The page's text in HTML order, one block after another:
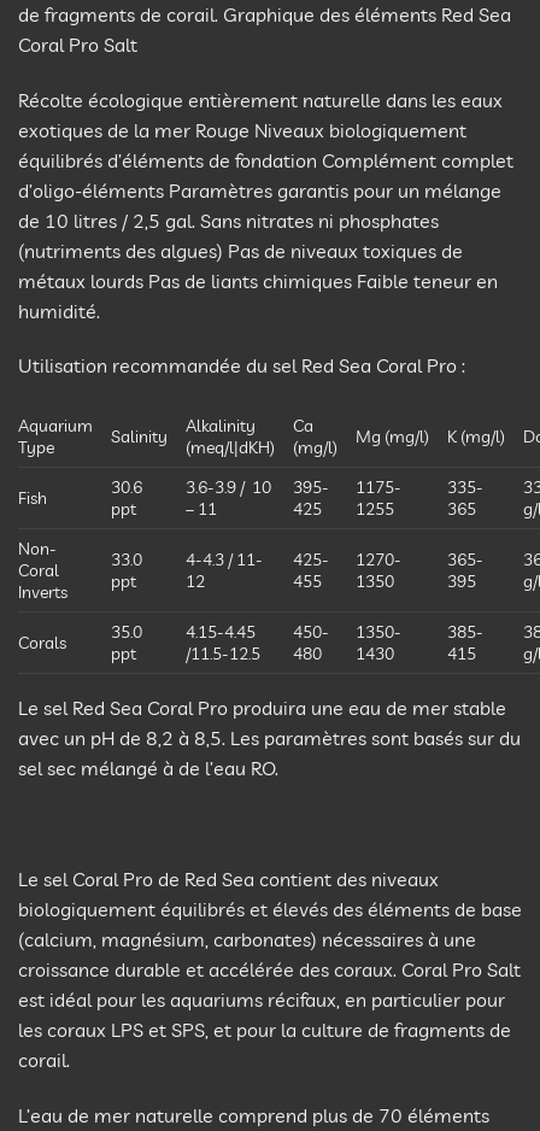
de fragments de corail. Graphique des éléments Red Sea
Coral Pro Salt
Récolte écologique entièrement naturelle dans les eaux
exotiques de la mer Rouge Niveaux biologiquement
équilibrés d’éléments de fondation Complément complet
d’oligo-éléments Paramètres garantis pour un mélange
de 10 litres / 2,5 gal. Sans nitrates ni phosphates
(nutriments des algues) Pas de niveaux toxiques de
métaux lourds Pas de liants chimiques Faible teneur en
humidité.
Utilisation recommandée du sel Red Sea Coral Pro :
Aquarium
Type
Salinity
Alkalinity
(meq/l|dKH)
Ca
(mg/l)
Mg (mg/l) K (mg/l)
Fish
30.6
ppt
3.6-3.9 / 10
– 11
395-
425
1175-
1255
335-
365
Non-
Coral
Inverts
33.0
ppt
4-4.3 / 11-
12
425-
455
1270-
1350
365-
395
Corals
35.0
ppt
4.15-4.45
/11.5-12.5
450-
480
1350-
1430
385-
415
Le sel Red Sea Coral Pro produira une eau de mer stable
avec un pH de 8,2 à 8,5. Les paramètres sont basés sur du
sel sec mélangé à de l’eau RO.
Le sel Coral Pro de Red Sea contient des niveaux
biologiquement équilibrés et élevés des éléments de base
(calcium, magnésium, carbonates) nécessaires à une
croissance durable et accélérée des coraux. Coral Pro Salt
est idéal pour les aquariums récifaux, en particulier pour
les coraux LPS et SPS, et pour la culture de fragments de
corail.
L’eau de mer naturelle comprend plus de 70 éléments